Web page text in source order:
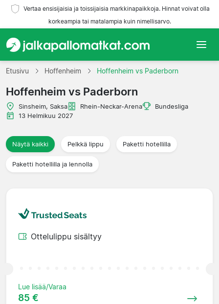
Vertaa ensisijaisia ja toissijaisia markkinapaikkoja. Hinnat voivat olla
korkeampia tai matalampia kuin nimellisarvo.
Etusivu
Joukkueet
Liigat
Matkatoimistoja
Etusivu Hoffenheim Hoffenheim vs Paderborn
Hoffenheim vs Paderborn
Sinsheim, Saksa Rhein-Neckar-Arena
Bundesliga
13 Helmikuu 2027
Näytä kaikki Pelkkä lippu Paketti hotellilla
Paketti hotellilla ja lennolla
Ottelulippu sisältyy
Lue lisää/Varaa
85 €